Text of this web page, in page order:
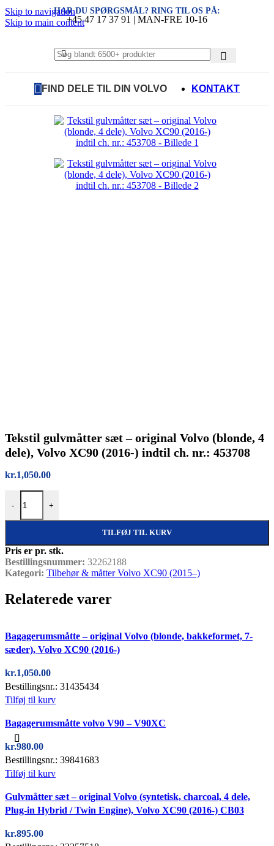
Skip to navigation
Skip to main content
HAR DU SPØRGSMÅL? RING TIL OS PÅ:
+45 47 17 37 91 | MAN-FRE 10-16
FIND DELE TIL DIN VOLVO KONTAKT
Tekstil gulvmåtter sæt – original Volvo (blonde, 4
dele), Volvo XC90 (2016-) indtil ch. nr.: 453708
kr.1,050.00
-
Tekstil gulvmåtter sæt – original Volvo (blonde, 4 dele), Volvo
+
TILFØJ TIL KURV
Pris er pr. stk.
Bestillingsnummer: 32262188
Kategori: Tilbehør & måtter Volvo XC90 (2015–)
Relaterede varer
Bagagerumsmåtte – original Volvo (blonde, bakkeformet, 7-
sæder), Volvo XC90 (2016-)
kr.1,050.00
Bestillingsnr.: 31435434
Tilføj til kurv
Bagagerumsmåtte volvo V90 – V90XC
kr.980.00
Bestillingsnr.: 39841683
Tilføj til kurv
Gulvmåtter sæt – original Volvo (syntetisk, charcoal, 4 dele,
Plug-in Hybrid / Twin Engine), Volvo XC90 (2016-) CB03
kr.895.00